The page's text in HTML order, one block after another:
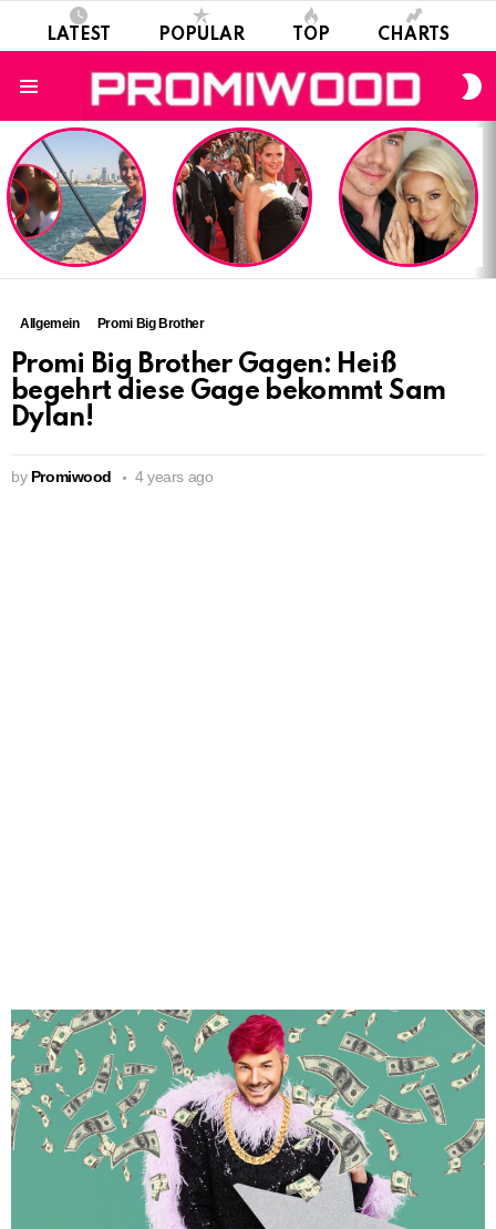
LATEST POPULAR TOP CHARTS
LATEST
STORIES
Allgemein Promi Big Brother
Promi Big Brother Gagen: Heiß
begehrt diese Gage bekommt Sam
Dylan!
by Promiwood 4 years ago